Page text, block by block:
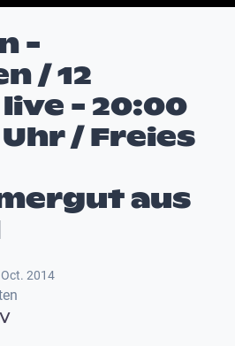
-
/ 12
- 20:00
/ Freies
aus
2014